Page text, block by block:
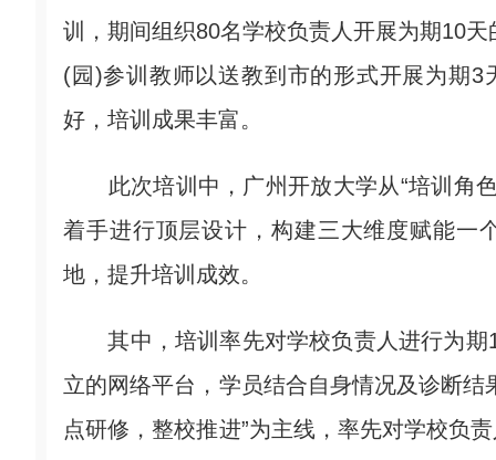
训，期间组织80名学校负责人开展为期10
(园)参训教师以送教到市的形式开展为期3
好，培训成果丰富。
此次培训中，广州开放大学从“培训角色
着手进行顶层设计，构建三大维度赋能一
地，提升培训成效。
其中，培训率先对学校负责人进行为期
立的网络平台，学员结合自身情况及诊断
点研修，整校推进”为主线，率先对学校负